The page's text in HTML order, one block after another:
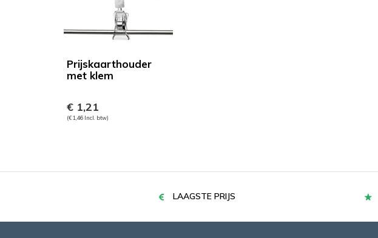
Prijskaarthouder
met klem
€ 1,21
(€ 1,46 Incl. btw)
LAAGSTE PRIJS